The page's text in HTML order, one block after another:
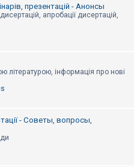
презентацій - Анонсы
апробації дисертацій,
літературою, інформація про нові
- Советы, вопросы,